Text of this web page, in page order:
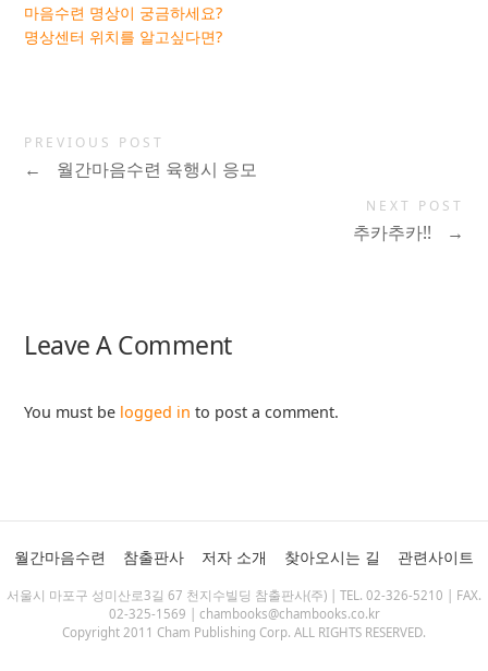
마음수련 명상이 궁금하세요?
명상센터 위치를 알고싶다면?
PREVIOUS POST
← 월간마음수련 육행시 응모
NEXT POST
추카추카!! →
Leave A Comment
You must be logged in to post a comment.
월간마음수련 참출판사 저자 소개 찾아오시는 길 관련사이트
서울시 마포구 성미산로3길 67 천지수빌딩 참출판사(주) | TEL. 02-326-5210 | FAX.
02-325-1569 | chambooks@chambooks.co.kr
Copyright 2011 Cham Publishing Corp. ALL RIGHTS RESERVED.